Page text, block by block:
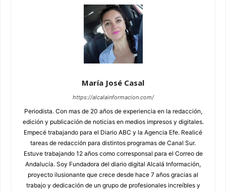
María José Casal
https://alcalainformacion.com/
Periodista. Con mas de 20 años de experiencia en la redacción,
edición y publicación de noticias en medios impresos y digitales.
Empecé trabajando para el Diario ABC y la Agencia Efe. Realicé
tareas de redacción para distintos programas de Canal Sur.
Estuve trabajando 12 años como corresponsal para el Correo de
Andalucía. Soy Fundadora del diario digital Alcalá Información,
proyecto ilusionante que crece desde hace 7 años gracias al
trabajo y dedicación de un grupo de profesionales increíbles y